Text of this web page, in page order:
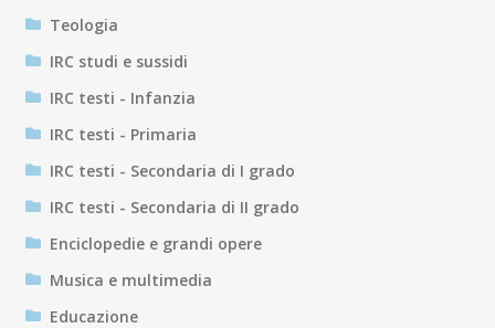
Teologia
IRC studi e sussidi
IRC testi - Infanzia
IRC testi - Primaria
IRC testi - Secondaria di I grado
IRC testi - Secondaria di II grado
Enciclopedie e grandi opere
Musica e multimedia
Educazione